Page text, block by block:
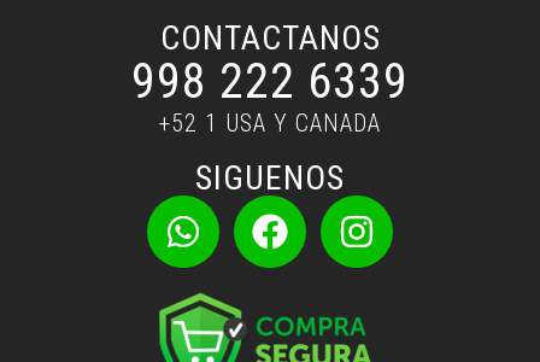
CONTACTANOS
998 222 6339
+52 1 USA Y CANADA
SIGUENOS
W
h
a
t
F
a
e
I
n
t